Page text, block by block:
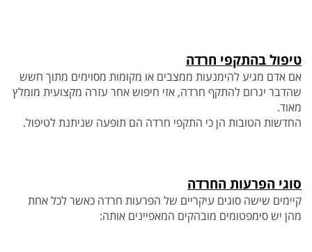
טיפול בהתקפי חרדה
אם אדם מגיע להימנעות ממצבים או מקומות מסוימים מתוך חשש
שהדבר יגרום להתקף חרדה, אזי חיפוש אחר עזרה מקצועית מומלץ
מאוד.
החדשות הטובות הן כי התקפי חרדה הם תופעה שניתנת לטיפול.
סוגי הפרעות החרדה
קיימים שישה סוגים עיקריים של הפרעות חרדה כאשר לכל אחת
מהן יש סימפטומים מובהקים המאפיינים אותה: